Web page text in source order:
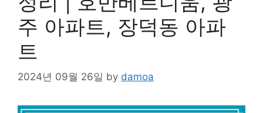
주 아파트, 장덕동 아파
트
2024년 09월 26일 by damoa